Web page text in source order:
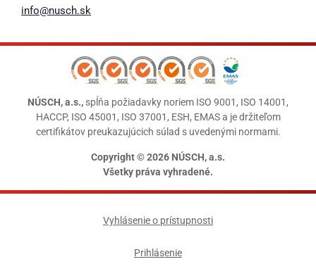
info@nusch.sk
NÚSCH, a.s., spĺňa požiadavky noriem ISO 9001, ISO 14001,
HACCP, ISO 45001, ISO 37001, ESH, EMAS a je držiteľom
certifikátov preukazujúcich súlad s uvedenými normami.
Copyright © 2026 NÚSCH, a.s.
Všetky práva vyhradené.
Vyhlásenie o prístupnosti
Prihlásenie